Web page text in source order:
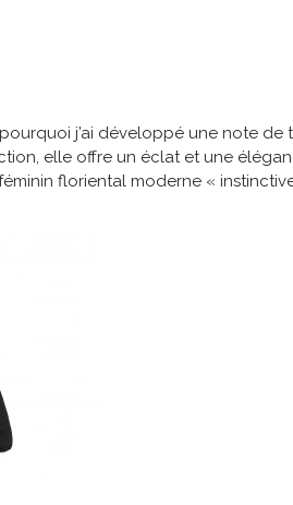
j’ai développé une note
elle offre un éclat et une
floriental moderne «